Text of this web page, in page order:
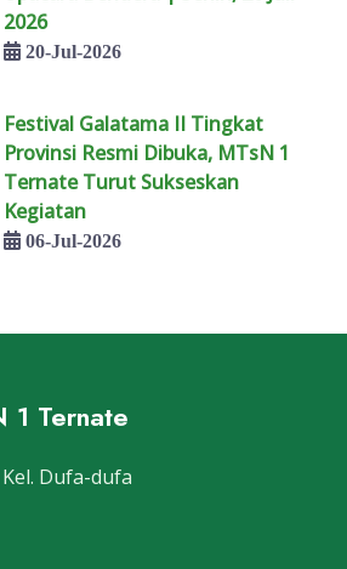
2026
20-Jul-2026
Festival Galatama II Tingkat
Provinsi Resmi Dibuka, MTsN 1
Ternate Turut Sukseskan
Kegiatan
06-Jul-2026
1 Ternate
Dufa-dufa